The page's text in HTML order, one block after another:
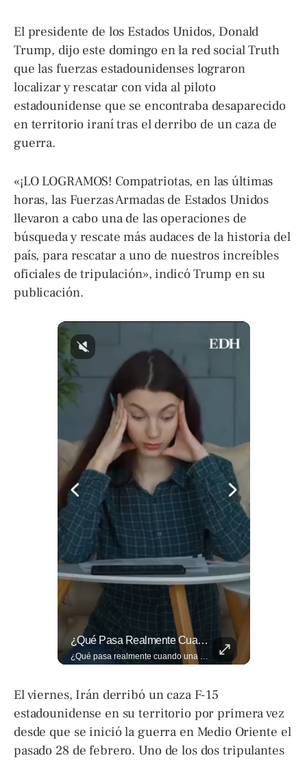
El presidente de los Estados Unidos, Donald
Trump, dijo este domingo en la red social Truth
que las fuerzas estadounidenses lograron
localizar y rescatar con vida al piloto
estadounidense que se encontraba desaparecido
en territorio iraní tras el derribo de un caza de
guerra.
«¡LO LOGRAMOS! Compatriotas, en las últimas
horas, las Fuerzas Armadas de Estados Unidos
llevaron a cabo una de las operaciones de
búsqueda y rescate más audaces de la historia del
país, para rescatar a uno de nuestros increíbles
oficiales de tripulación», indicó Trump en su
publicación.
¿Qué Pasa Realmente Cuando Una Persona Tiene Deudas?
El viernes, Irán derribó un caza F-15
estadounidense en su territorio por primera vez
desde que se inició la guerra en Medio Oriente el
pasado 28 de febrero. Uno de los dos tripulantes